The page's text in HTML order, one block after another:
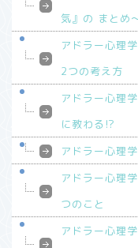
気』の まとめ
アドラー心理
2つの考え方
アドラー心理
に教わる!?
アドラー心理
アドラー心理
つのこと
アドラー心理